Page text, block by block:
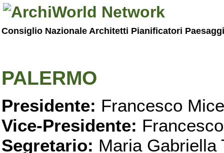
Consiglio Nazionale Architetti Pianificatori
PALERMO
Presidente: Francesco
Vice-Presidente:
Segretario: Maria Gabriella